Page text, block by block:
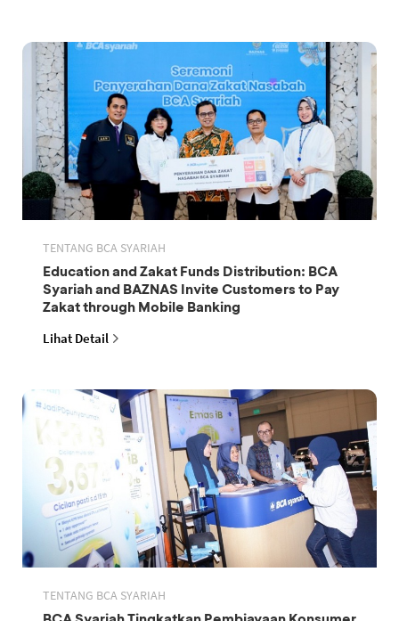
TENTANG BCA SYARIAH
Education and Zakat Funds Distribution: BCA
Syariah and BAZNAS Invite Customers to Pay
Zakat through Mobile Banking
Lihat Detail
TENTANG BCA SYARIAH